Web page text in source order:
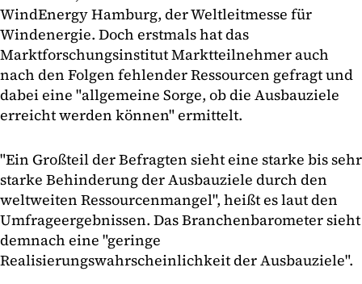
WindEnergy Hamburg, der Weltleitmesse für
Windenergie. Doch erstmals hat das
Marktforschungsinstitut Marktteilnehmer auch
nach den Folgen fehlender Ressourcen gefragt und
dabei eine "allgemeine Sorge, ob die Ausbauziele
erreicht werden können" ermittelt.
"Ein Großteil der Befragten sieht eine starke bis sehr
starke Behinderung der Ausbauziele durch den
weltweiten Ressourcenmangel", heißt es laut den
Umfrageergebnissen. Das Branchenbarometer sieht
demnach eine "geringe
Realisierungswahrscheinlichkeit der Ausbauziele".